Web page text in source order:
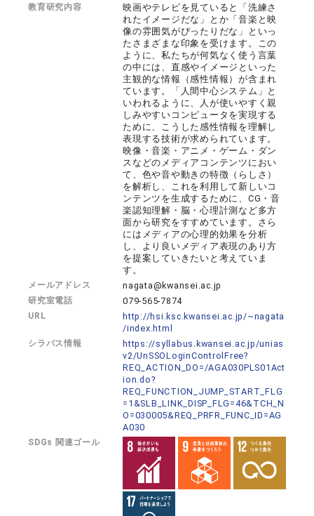
教育研究内容
映画やテレビを見ていると「洗練さ
れたイメージだな」とか「音楽と映
像の雰囲気がぴったりだな」といっ
たさまざまな印象を受けます。この
ように、私たちが何気なく使う言葉
の中には、直感やイメージといった
主観的な情報（感性情報）が含まれ
ています。「人間中心システム」と
いわれるように、人が使いやすく親
しみやすいコンピュータを実現する
ために、こうした感性情報を理解し
表現する技術が求められています。
映像・音楽・アニメ・ゲーム・ダン
スなどのメディアコンテンツにおい
て、色や音や動きの特徴（らしさ）
を解析し、これを利用して新しいコ
ンテンツを生成するために、CG・音
楽認知理解・脳・心理計測など多方
面から研究をすすめています。さら
にはメディアの心理的効果を分析
し、より良いメディア表現のあり方
を提案していきたいと考えていま
す。
メールアドレス nagata@kwansei.ac.jp
研究室電話 079-565-7874
URL
http://hsi.ksc.kwansei.ac.jp/~nagata
/index.html
シラバス情報
https://syllabus.kwansei.ac.jp/unias
v2/UnSSOLoginControlFree?
REQ_ACTION_DO=/AGA030PLS01Act
ion.do?
REQ_FUNCTION_JUMP_START_FLG
=1&SLB_LINK_DISP_FLG=46&TCH_N
O=030005&REQ_PRFR_FUNC_ID=AG
A030
SDGs 関連ゴール